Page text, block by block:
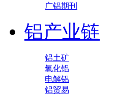
广铝期刊
铝产业链
铝土矿
氧化铝
电解铝
铝贸易